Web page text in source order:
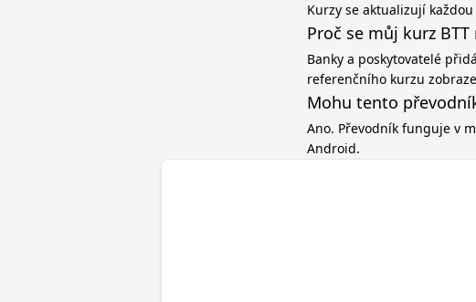
Kurzy se aktualizují
Proč se můj kurz
Banky a poskytovatelé
referenčního kurzu
Mohu tento
Ano. Převodník funguje v
Android.